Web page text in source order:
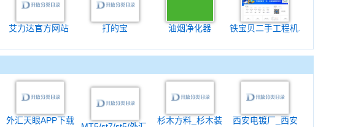
艾力达官方网站 打的宝 油烟净化器 铁宝贝二手工程机.
外汇天眼APP下载 杉木方料_杉木装 西安电镀厂_西安